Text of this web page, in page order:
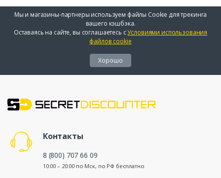
Мы и магазины-партнеры используем файлы Cookie для трекинга
вашего кэшбэка.
Оставаясь на сайте, вы соглашаетесь сУсловиями использования
файлов cookie
Хорошо
Контакты
8 (800) 707 66 09
10:00 – 20:00 по Мск, по РФ бесплатно